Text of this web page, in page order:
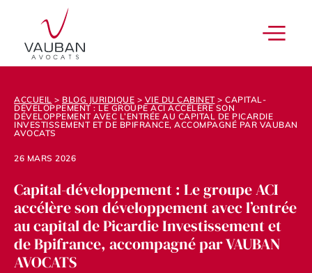
ACCUEIL > BLOG JURIDIQUE > VIE DU CABINET > CAPITAL-
DÉVELOPPEMENT : LE GROUPE ACI ACCÉLÈRE SON
DÉVELOPPEMENT AVEC L’ENTRÉE AU CAPITAL DE PICARDIE
INVESTISSEMENT ET DE BPIFRANCE, ACCOMPAGNÉ PAR VAUBAN
AVOCATS
26 MARS 2026
Capital-développement : Le groupe ACI
accélère son développement avec l’entrée
au capital de Picardie Investissement et
de Bpifrance, accompagné par VAUBAN
AVOCATS